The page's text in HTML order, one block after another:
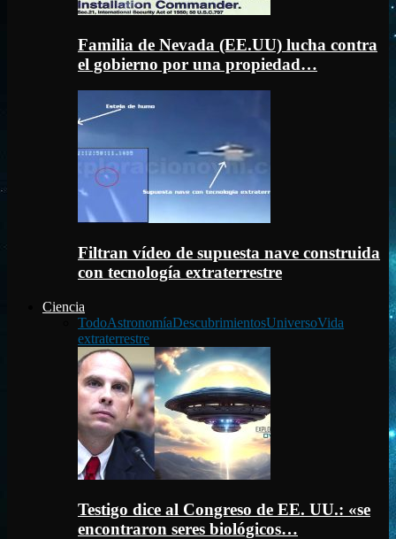
Familia de Nevada (EE.UU) lucha contra
el gobierno por una propiedad…
Filtran vídeo de supuesta nave construida
con tecnología extraterrestre
Ciencia
TodoAstronomíaDescubrimientosUniversoVida
extraterrestre
Testigo dice al Congreso de EE. UU.: «se
encontraron seres biológicos…